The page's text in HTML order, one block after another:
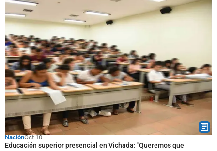
NaciónOct 10
Educación superior presencial en Vichada: "Queremos que